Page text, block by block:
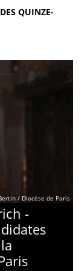
QUINZE-
/ Diocèse de Paris
-